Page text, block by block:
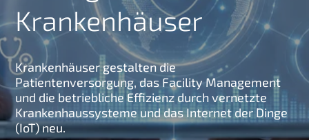
e
n
Krankenhäuser
Krankenhäuser gestalten die
Patientenversorgung, das Facility Management
und die betriebliche Effizienz durch vernetzte
Krankenhaussysteme und das Internet der Dinge
(IoT) neu.